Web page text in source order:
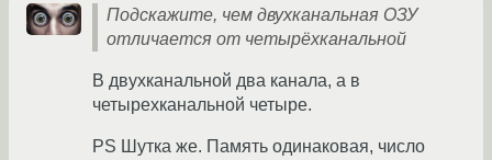
Подскажите, чем двухканальная ОЗУ
отличается от четырёхканальной
В двухканальной два канала, а в
четырехканальной четыре.
PS Шутка же. Память одинаковая, число